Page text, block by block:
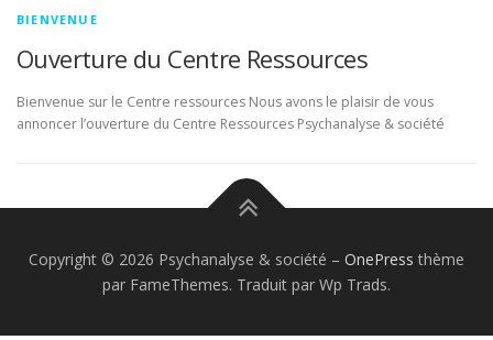
BIENVENUE
Ouverture du Centre Ressources
Bienvenue sur le Centre ressources Nous avons le plaisir de vous
annoncer l’ouverture du Centre Ressources Psychanalyse & société
Copyright © 2026 Psychanalyse & société – OnePress thème
par FameThemes. Traduit par Wp Trads.